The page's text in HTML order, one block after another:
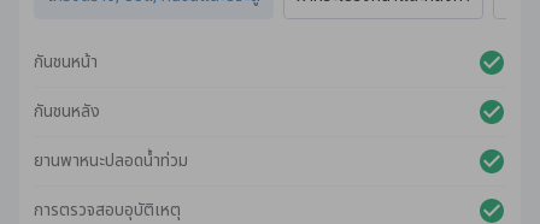
กันชนหน้า
กันชนหลัง
ยานพาหนะปลอดน้ําท่วม
การตรวจสอบอุบัติเหตุ